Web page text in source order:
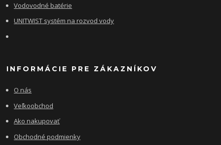
Vodovodné batérie
UNITWIST systém na rozvod vody
INFORMÁCIE PRE ZÁKAZNÍKOV
O nás
Veľkoobchod
Ako nakupovať
Obchodné podmienky